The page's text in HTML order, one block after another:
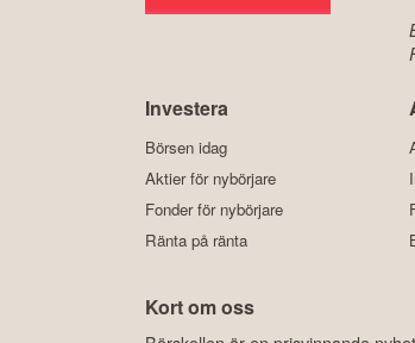
Investera
Börsen idag
Aktier för nybörjare
Fonder för nybörjare
Ränta på ränta
Kort om oss